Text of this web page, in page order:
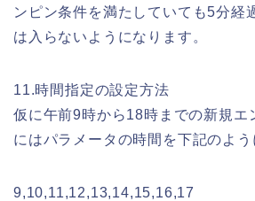
ンピン条件を満たしていても5分経
は入らないようになります。
11.時間指定の設定方法
仮に午前9時から18時までの新規エ
にはパラメータの時間を下記のよう
9,10,11,12,13,14,15,16,17